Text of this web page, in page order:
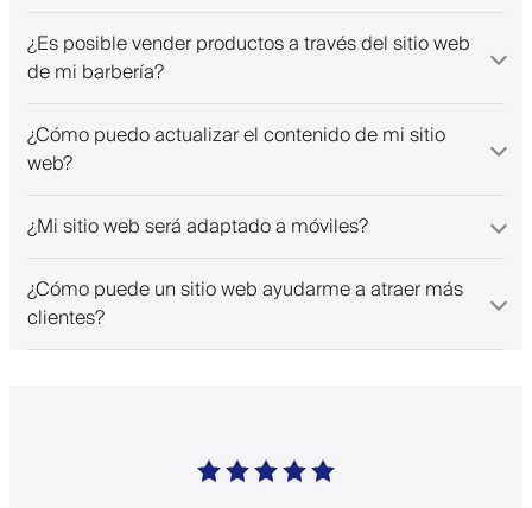
¿Es posible vender productos a través del sitio web
de mi barbería?
¿Cómo puedo actualizar el contenido de mi sitio
web?
¿Mi sitio web será adaptado a móviles?
¿Cómo puede un sitio web ayudarme a atraer más
clientes?